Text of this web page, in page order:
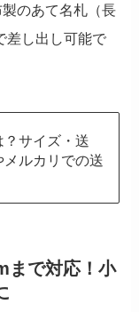
のあて名札（長
差し出し可能で
サイズ・送
ルカリでの送
まで対応！小